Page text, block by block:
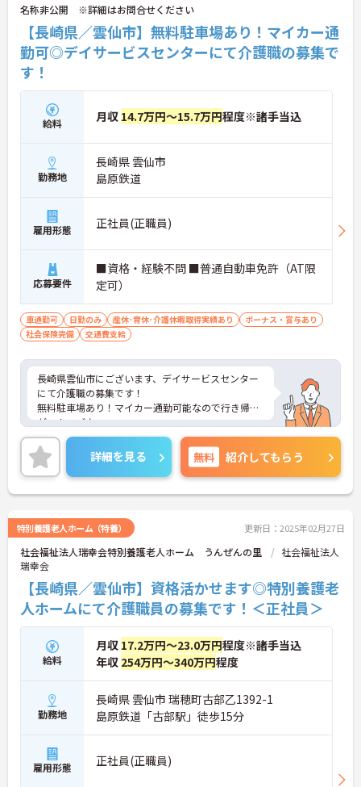
名称非公開 ※詳細はお問合せください
【長崎県／雲仙市】無料駐車場あり！マイカー通
勤可◎デイサービスセンターにて介護職の募集で
す！
給料 月収 14.7万円～15.7万円程度※諸手当込
勤務地
長崎県 雲仙市
島原鉄道
雇用形態 正社員(正職員)
応募要件
■資格・経験不問 ■普通自動車免許（AT限
定可）
車通勤可 日勤のみ 産休･育休･介護休暇取得実績あり
ボーナス・賞与あり
社会保険完備
交通費支給
長崎県雲仙市にございます、デイサービスセンター
にて介護職の募集です！
無料駐車場あり！マイカー通勤可能なので行き帰り
がスムーズ♪
育児休暇制度がありますので、ライフステージに応
じて長くお仕事を続けていくことができます◎
ご興味のある方は、マイナビ介護職までお問い合わ
せください。
詳細を見る 無料 紹介してもらう
特別養護老人ホーム（特養） 更新日：2025年02月27日
社会福祉法人瑞幸会特別養護老人ホーム うんぜんの里
社会福祉法人
瑞幸会
【長崎県／雲仙市】資格活かせます◎特別養護老
人ホームにて介護職員の募集です！＜正社員＞
給料
月収 17.2万円～23.0万円程度※諸手当込
年収 254万円～340万円程度
勤務地
長崎県 雲仙市 瑞穂町古部乙1392-1
島原鉄道「古部駅」徒歩15分
雇用形態 正社員(正職員)